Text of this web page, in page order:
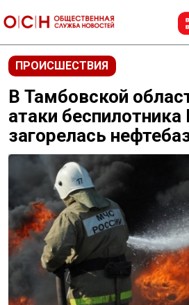
ПРОИСШЕСТВИЯ
В Тамбовской
атаки
загорелась